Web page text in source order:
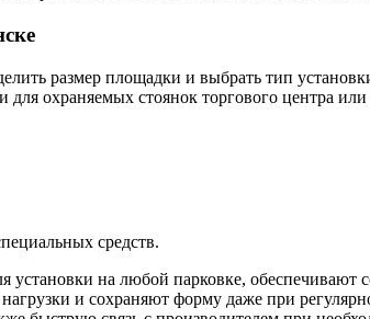
размер площадки и выбрать тип
для охраняемых стоянок торгового центра
средств.
на любой парковке,
и сохраняют форму даже при